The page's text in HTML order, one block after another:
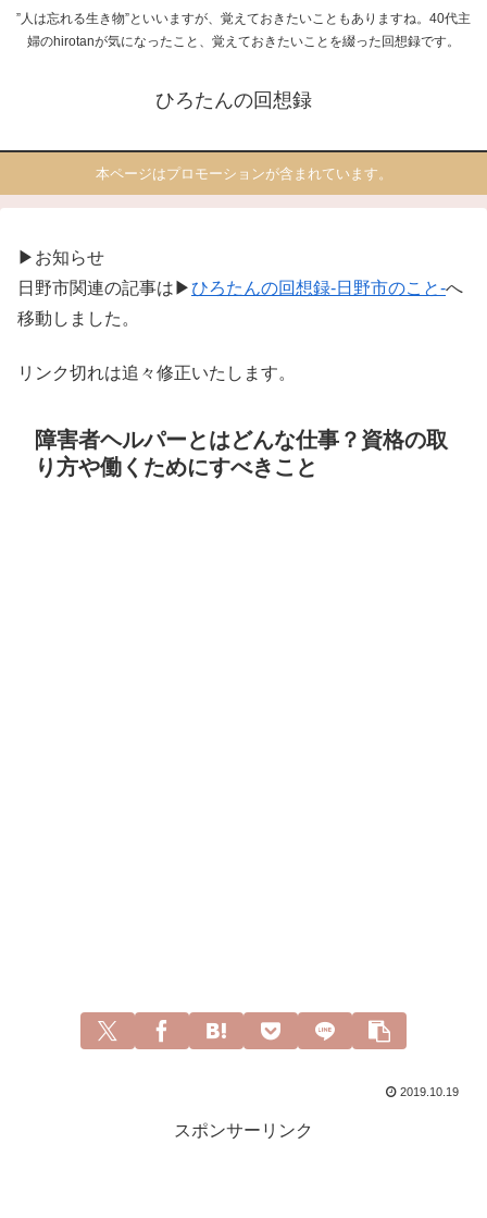
”人は忘れる生き物”といいますが、覚えておきたいこともありますね。40代主
婦のhirotanが気になったこと、覚えておきたいことを綴った回想録です。
ひろたんの回想録
本ページはプロモーションが含まれています。
▶お知らせ
日野市関連の記事は▶ひろたんの回想録-日野市のこと-へ
移動しました。
リンク切れは追々修正いたします。
障害者ヘルパーとはどんな仕事？資格の取
り方や働くためにすべきこと
2019.10.19
スポンサーリンク